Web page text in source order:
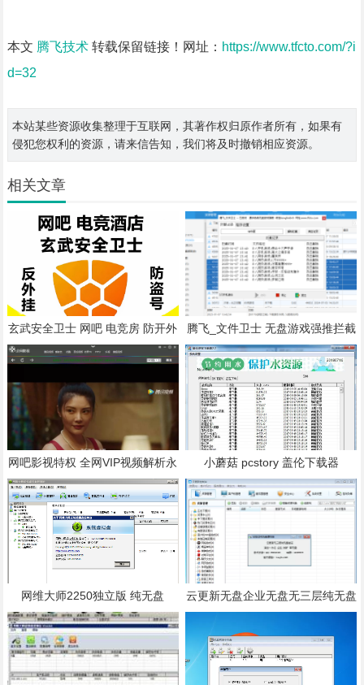
本文 腾飞技术转载保留链接！网址： https://www.tfcto.com/?i
d=32
本站某些资源收集整理于互联网，其著作权归原作者所有，如果有
侵犯您权利的资源，请来信告知，我们将及时撤销相应资源。
相关文章
玄武安全卫士 网吧 电竞房 防开外
挂 防封机器码 防盗号 防御软件
腾飞_文件卫士 无盘游戏强推拦截
各类无盘 游戏强推拦截 无盘游戏
文件拦截
网吧影视特权 全网VIP视频解析永
久免费版
小蘑菇 pcstory 盖伦下载器
网维大师2250独立版 纯无盘
云更新无盘企业无盘无三层纯无盘
验证